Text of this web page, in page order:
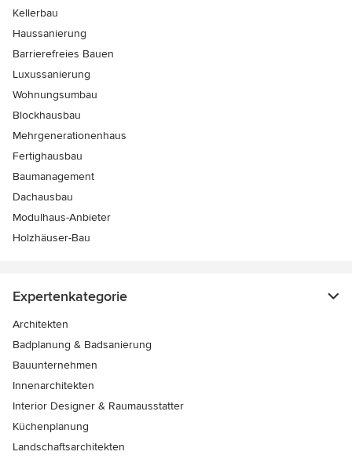
Kellerbau
Haussanierung
Barrierefreies Bauen
Luxussanierung
Wohnungsumbau
Blockhausbau
Mehrgenerationenhaus
Fertighausbau
Baumanagement
Dachausbau
Modulhaus-Anbieter
Holzhäuser-Bau
Expertenkategorie
Architekten
Badplanung & Badsanierung
Bauunternehmen
Innenarchitekten
Interior Designer & Raumausstatter
Küchenplanung
Landschaftsarchitekten